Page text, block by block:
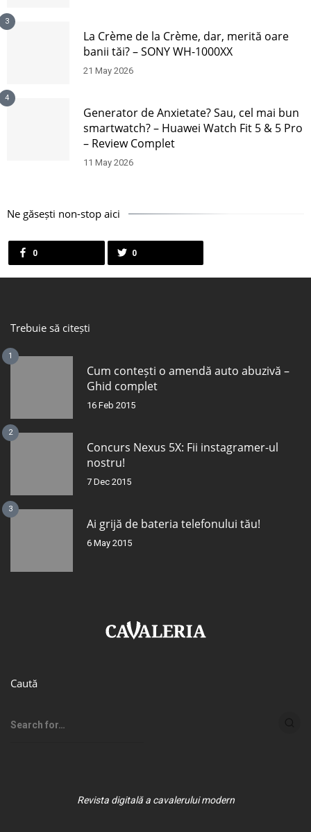
3
La Crème de la Crème, dar, merită oare
banii tăi? – SONY WH-1000XX
21 May 2026
4
Generator de Anxietate? Sau, cel mai bun
smartwatch? – Huawei Watch Fit 5 & 5 Pro
– Review Complet
11 May 2026
Ne găsești non-stop aici
0 0
Trebuie să citești
1
Cum contești o amendă auto abuzivă –
Ghid complet
16 Feb 2015
2
Concurs Nexus 5X: Fii instagramer-ul
nostru!
7 Dec 2015
3
Ai grijă de bateria telefonului tău!
6 May 2015
Caută
Revista digitală a cavalerului modern